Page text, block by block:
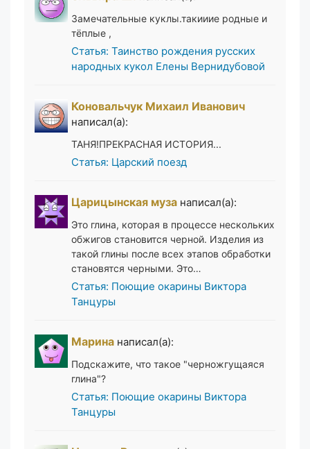
Замечательные куклы.такииие родные и
тёплые ,
Статья: Таинство рождения русских
народных кукол Елены Вернидубовой
Коновальчук Михаил Иванович
написал(а):
ТАНЯ!ПРЕКРАСНАЯ ИСТОРИЯ...
Статья: Царский поезд
Царицынская муза написал(а):
Это глина, которая в процессе нескольких
обжигов становится черной. Изделия из
такой глины после всех этапов обработки
становятся черными. Это…
Статья: Поющие окарины Виктора
Танцуры
Марина написал(а):
Подскажите, что такое "черножгущаяся
глина"?
Статья: Поющие окарины Виктора
Танцуры